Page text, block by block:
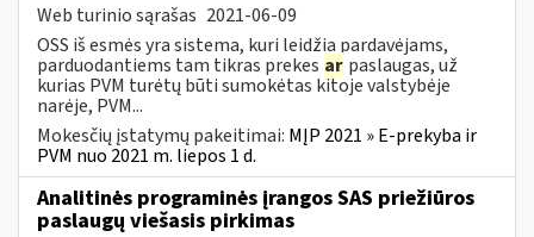
Web turinio sąrašas 2021-06-09
OSS iš esmės yra sistema, kuri leidžia pardavėjams,
parduodantiems tam tikras prekes ar paslaugas, už
kurias PVM turėtų būti sumokėtas kitoje valstybėje
narėje, PVM...
Mokesčių įstatymų pakeitimai: MĮP 2021 » E-prekyba ir
PVM nuo 2021 m. liepos 1 d.
Analitinės programinės įrangos SAS priežiūros
paslaugų viešasis pirkimas